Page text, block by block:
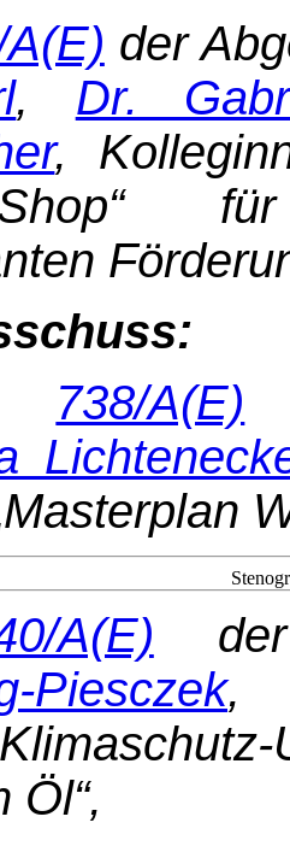
der
, Dr.
,
Shop“
738/A(E)
A(E) der
Piesczek,
Öl“,